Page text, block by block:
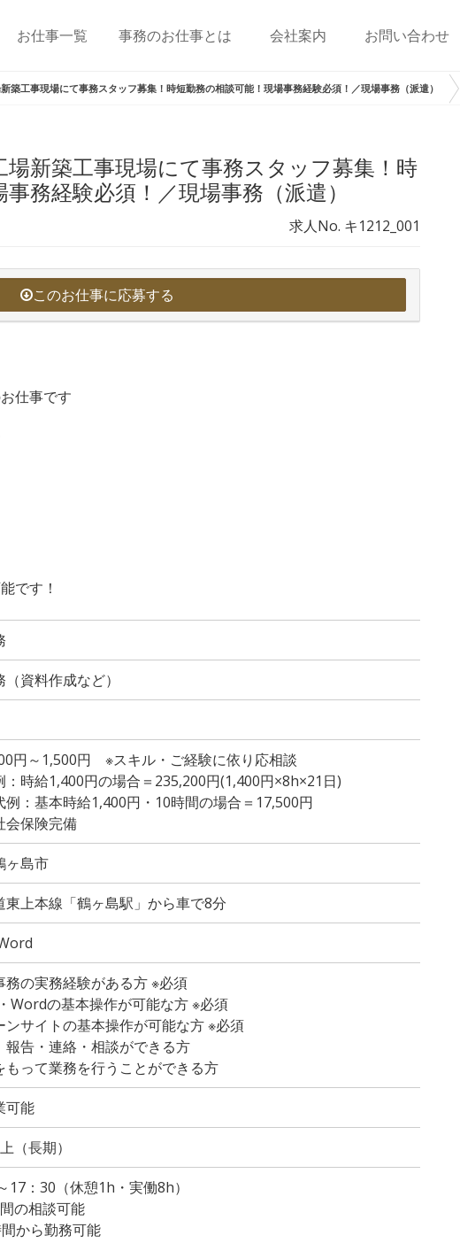
お仕事一覧 事務のお仕事とは 会社案内 お問い合わせ
新築工事現場にて事務スタッフ募集！時短勤務の相談可能！現場事務経験必須！／現場事務（派遣）
場新築工事現場にて事務スタッフ募集！時
務経験必須！／現場事務（派遣）
求人No. キ1212_001
このお仕事に応募する
仕事です
です！
資料作成など）
円～1,500円 ※スキル・ご経験に依り応相談
時給1,400円の場合＝235,200円(1,400円×8h×21日)
：基本時給1,400円・10時間の場合＝17,500円
保険完備
ヶ島市
東上本線「鶴ヶ島駅」から車で8分
の実務経験がある方 ※必須
Wordの基本操作が可能な方 ※必須
サイトの基本操作が可能な方 ※必須
告・連絡・相談ができる方
って業務を行うことができる方
可能
（長期）
17：30（休憩1h・実働8h）
の相談可能
から勤務可能